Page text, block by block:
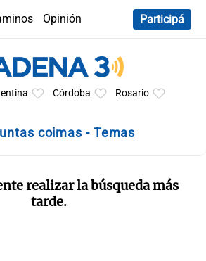
Opinión
Participá
Córdoba Rosario
coimas - Temas
realizar la búsqueda más
tarde.